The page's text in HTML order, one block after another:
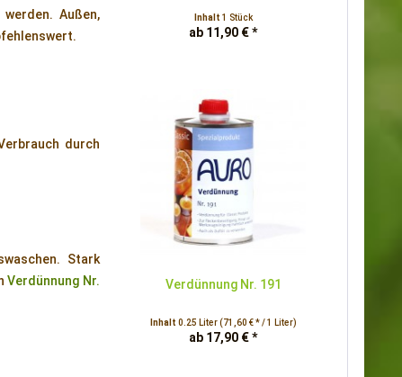
Außen,
durch
Stark
Verdünnung Nr.
Inhalt 1 Stück
ab 11,90 € *
Verdünnung Nr. 191
Inhalt 0.25 Liter(71,60 € * / 1 Liter)
ab 17,90 € *